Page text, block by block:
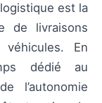
est la
de livraisons
En
dédié au
l’autonomie